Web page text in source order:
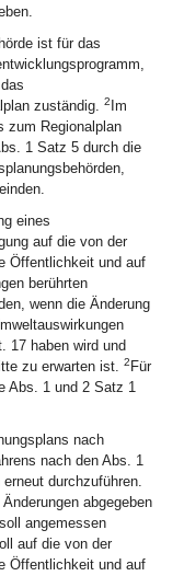
ist für das
zuständig. 2 Im
zum Regionalplan
1 Satz 5 durch die
eines
auf die von der
Öffentlichkeit und auf
berührten
wenn die Änderung
17 haben wird und
zu erwarten ist. 2 Für
Abs. 1 und 2 Satz 1
nach
nach den Abs. 1
durchzuführen.
abgegeben
angemessen
auf die von der
Öffentlichkeit und auf